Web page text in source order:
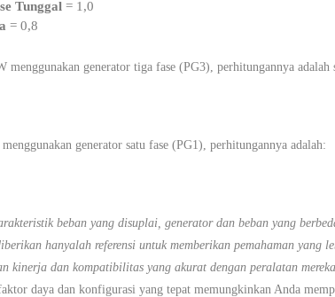
Tunggal= 1,0
= 0,8
generator tiga fase (PG3), perhitungannya adalah
generator satu fase (PG1), perhitungannya adalah:
beban yang disuplai, generator dan beban yang
hanyalah referensi untuk memberikan pemahaman yang
kinerja dan kompatibilitas yang akurat dengan peralatan mereka.
daya dan konfigurasi yang tepat memungkinkan Anda